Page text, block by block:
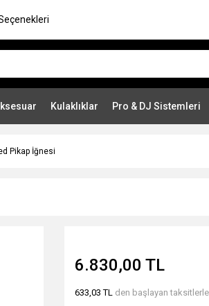
Kulaklıklar Pro & DJ Sistemleri
Pikap İğnesi
6.830,00 TL
633,03 TL den başlayan